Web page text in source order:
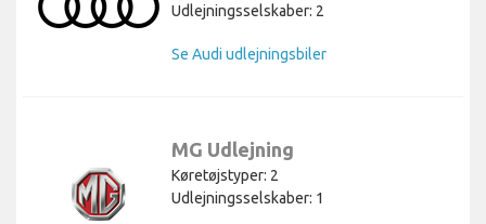
Udlejningsselskaber: 2
Se Audi udlejningsbiler
MG Udlejning
Køretøjstyper: 2
Udlejningsselskaber: 1